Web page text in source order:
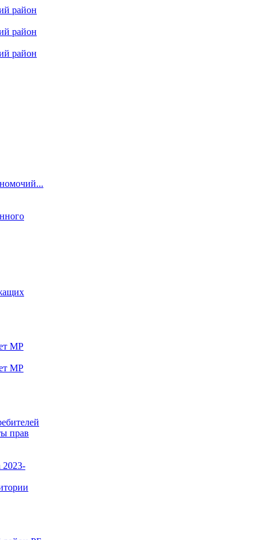
район
район
район
МР
МР
прав
2023-